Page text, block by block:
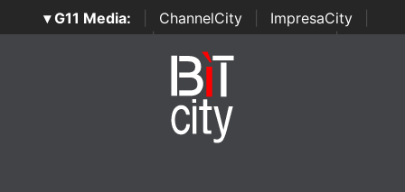
▾ G11 Media: ChannelCity ImpresaCity
SecurityOpenLab | Italian Channel Awards | Italian
Italian Security Awards